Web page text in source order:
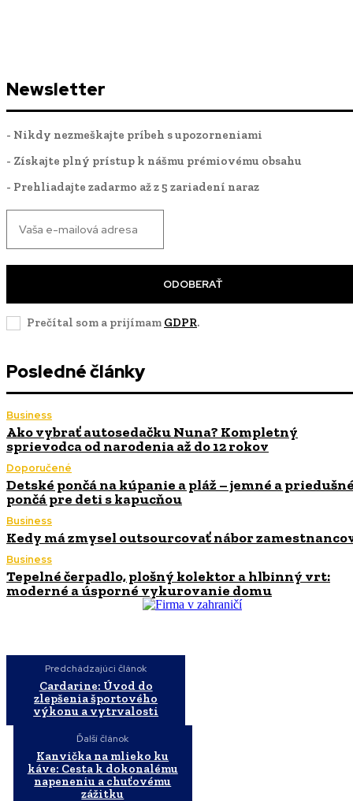
Newsletter
- Nikdy nezmeškajte príbeh s upozorneniami
- Získajte plný prístup k nášmu prémiovému obsahu
- Prehliadajte zadarmo až z 5 zariadení naraz
ODOBERAŤ
Prečítal som a prijímam GDPR.
Posledné články
Business
Ako vybrať autosedačku Nuna? Kompletný
sprievodca od narodenia až do 12 rokov
Doporučené
Detské pončá na kúpanie a pláž – jemné a
pončá pre deti s kapucňou
Business
Kedy má zmysel outsourcovať nábor
Business
Tepelné čerpadlo, plošný kolektor a hlbinný vrt:
moderné a úsporné vykurovanie domu
Predchádzajúci článok
Cardarine: Úvod do
zlepšenia športového
výkonu a vytrvalosti
Ďalší článok
Kanvička na mlieko ku
káve: Cesta k dokonalému
napeneniu a chuťovému
zážitku